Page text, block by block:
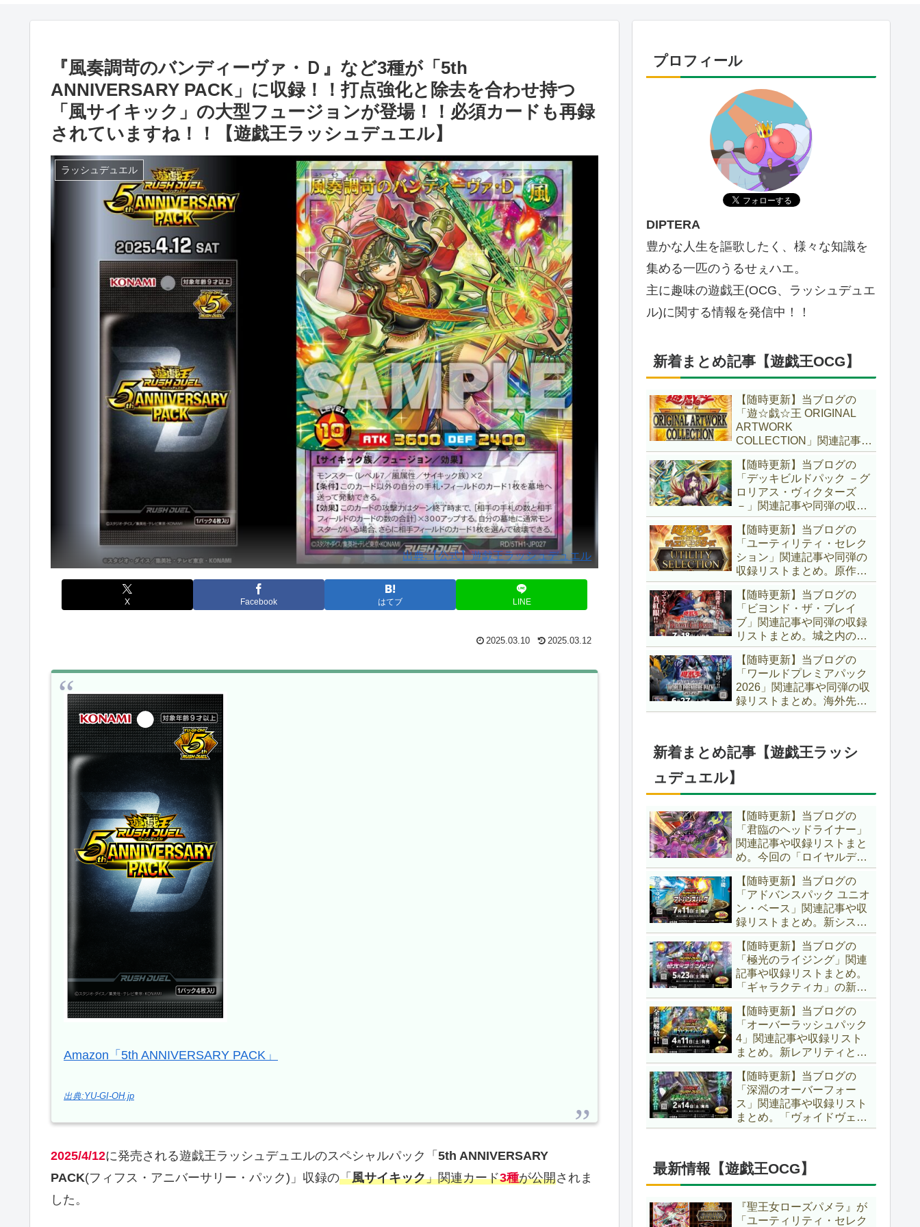
『風奏調苛のバンディーヴァ・Ｄ』など3種が「5th
ANNIVERSARY PACK」に収録！！打点強化と除去を合わせ持つ
「風サイキック」の大型フュージョンが登場！！必須カードも再録
されていますね！！【遊戯王ラッシュデュエル】
ラッシュデュエル
出典:【公式】遊戯王ラッシュデュエル
X Facebook はてブ LINE
2025.03.10 2025.03.12
Amazon「5th ANNIVERSARY PACK」
出典:YU-GI-OH.jp
2025/4/12に発売される遊戯王ラッシュデュエルのスペシャルパック「 5th ANNIVERSARY
PACK(フィフス・アニバーサリー・パック)」収録の「風サイキック」関連カード3種が公開されま
した。
プロフィール
DIPTERA
豊かな人生を謳歌したく、様々な知識を
集める一匹のうるせぇハエ。
主に趣味の遊戯王(OCG、ラッシュデュエ
ル)に関する情報を発信中！！
新着まとめ記事【遊戯王OCG】
【随時更新】当ブログの
「遊☆戯☆王 ORIGINAL
ARTWORK
COLLECTION」関連記事や
同弾の収録リストまとめ。
マンガスタイルとオーバー
フレームに焦点を当てた新
商品！！また、原作のモン
スターもリメイクされてい
ます！！【遊戯王OCG】
【随時更新】当ブログの
「デッキビルドパック －グ
ロリアス・ヴィクターズ
－」関連記事や同弾の収録
リストまとめ。効果を持た
ない古のモンスターを使役
する儀式テーマ「セネト」
に加え、「レイズ・ムー
ン」や「異解△」も登
場！！【遊戯王OCG】
【随時更新】当ブログの
「ユーティリティ・セレク
ション」関連記事や同弾の
収録リストまとめ。原作の
名シーンや懐かしの人気モ
ンスターをイメージした新
規カードが多数登場！！ま
た、「ドミナス」などの豪
華再録にも注目ですね～。
【遊戯王OCG】
【随時更新】当ブログの
「ビヨンド・ザ・ブレイ
ブ」関連記事や同弾の収録
リストまとめ。城之内のカ
ードたちが『時の黒魔術
師』関連となってリメイ
ク！！さらに、「Ｄ－ＨＥ
ＲＯ」の『幽獄の時計塔』
も待望のリメイクです！！
【随時更新】当ブログの
「ワールドプレミアパック
2026」関連記事や同弾の収
録リストまとめ。海外先行
カードが例年より早く来
ージした『リビングデッド
の呼び声』関連に注目が集
新着まとめ記事【遊戯王ラッシ
ュデュエル】
【随時更新】当ブログの
「君臨のヘッドライナー」
関連記事や収録リストまと
め。今回の「ロイヤルデモ
ンズ」は相手モンスターを
リリース！！また、新テー
マとして「救惺」、「ヘル
シィ」、「ゴエゴエ」も登
場です！！【遊戯王ラッシ
ュデュエル】
【随時更新】当ブログの
「アドバンスパック ユニオ
ン・ベース」関連記事や収
録リストまとめ。新システ
ム「ユニオンフュージョ
ン」の登場により、ようや
く原作さながらの「ＸＹ
Ｚ」が使用可能となりまし
た！！【遊戯王ラッシュデ
ュエル】
【随時更新】当ブログの
「極光のライジング」関連
記事や収録リストまとめ。
「ギャラクティカ」の新た
なフュージョンモンスター
やイラスト違い、「報道」
の強化に加え、幻竜族の新
テーマ「纏竜」も登場で
す！！【遊戯王ラッシュデ
ュエル】
【随時更新】当ブログの
「オーバーラッシュパック
4」関連記事や収録リスト
まとめ。新レアリティとし
てフルオーバーラッシュレ
ア仕様が初登場！！そし
て、OCGの大人気テーマ
「霊使い」も同時に実装さ
れています！！【遊戯王ラ
【随時更新】当ブログの
「深淵のオーバーフォー
ス」関連記事や収録リスト
まとめ。「ヴォイドヴェル
グ」や「夢中」、「ラ
「コスモス姫」などの人気
テーマ強化に加え、「冥
跡」もテーマ化です！！
【遊戯王ラッシュデュエ
ル】
最新情報【遊戯王OCG】
『聖王女ローズパメラ』が
「ユーティリティ・セレク